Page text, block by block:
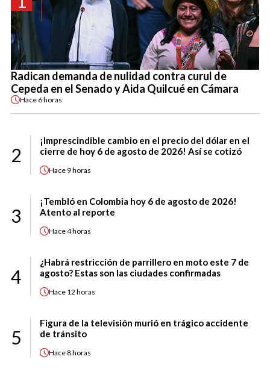
Radican demanda de nulidad contra curul de
Cepeda en el Senado y Aida Quilcué en Cámara
Hace 6 horas
2
¡Imprescindible cambio en el precio del dólar en el
cierre de hoy 6 de agosto de 2026! Así se cotizó
Hace 9 horas
3
¡Tembló en Colombia hoy 6 de agosto de 2026!
Atento al reporte
Hace4 horas
4
¿Habrá restricción de parrillero en moto este 7 de
agosto? Estas son las ciudades confirmadas
Hace 12 horas
5
Figura de la televisión murió en trágico accidente
de tránsito
Hace8 horas